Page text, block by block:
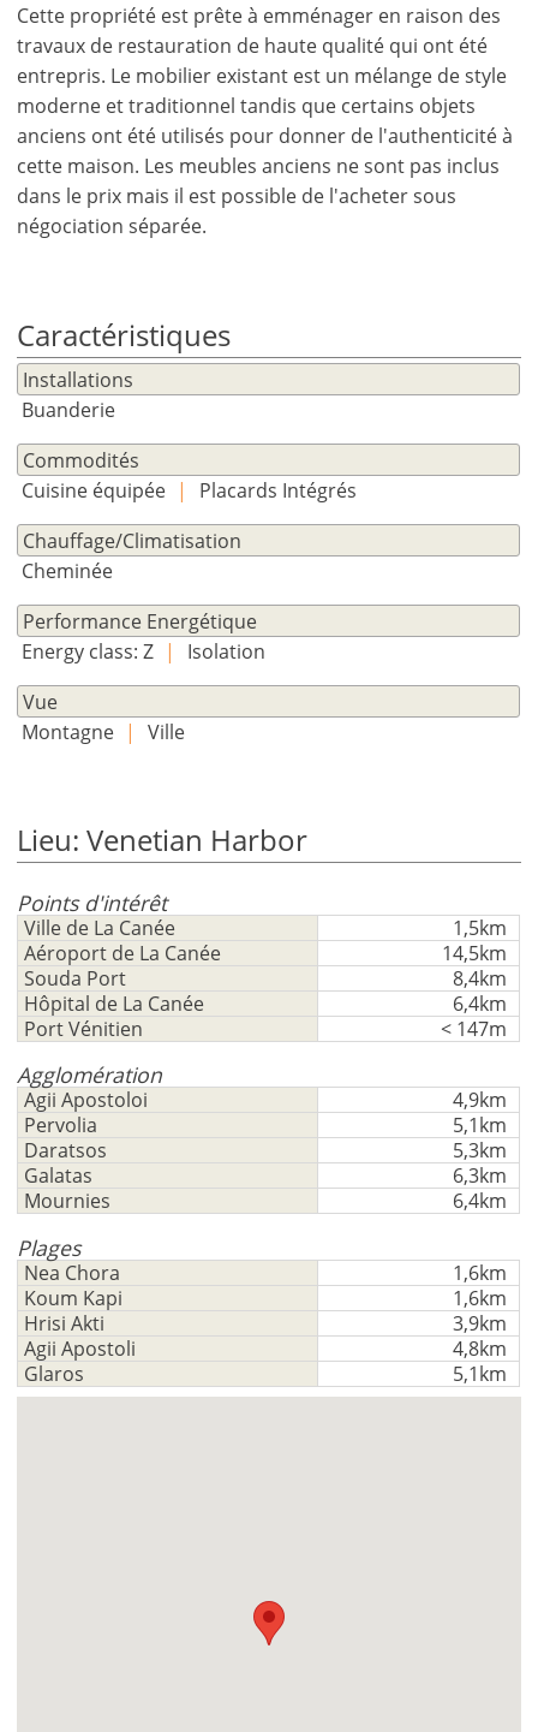
Cette propriété est prête à emménager en raison des
travaux de restauration de haute qualité qui ont été
entrepris. Le mobilier existant est un mélange de style
moderne et traditionnel tandis que certains objets
anciens ont été utilisés pour donner de l'authenticité à
cette maison. Les meubles anciens ne sont pas inclus
dans le prix mais il est possible de l'acheter sous
négociation séparée.
Caractéristiques
Installations
Buanderie
Commodités
Cuisine équipée |
Placards Intégrés
Chauffage/Climatisation
Cheminée
Performance Energétique
Energy class: Z |
Isolation
Vue
Montagne | Ville
Lieu: Venetian Harbor
Points d'intérêt
Ville de La Canée
1,5km
Aéroport de La Canée
14,5km
Souda Port
8,4km
Hôpital de La Canée
6,4km
Port Vénitien
< 147m
Agglomération
Agii Apostoloi
4,9km
Pervolia
5,1km
Daratsos
5,3km
Galatas
6,3km
Mournies
6,4km
Plages
Nea Chora
1,6km
Koum Kapi
1,6km
Hrisi Akti
3,9km
Agii Apostoli
4,8km
Glaros
5,1km
Monnaie
Unités
USD - $
GBP - £
ft/mi/ft²
Sauvegarder
Français
Deutsch
S'
inscrire
pour
utiliser
cette
fonctionnalité
n'
aavez
un
compte?
S'
inscrire
maintenant!
vos
avantages